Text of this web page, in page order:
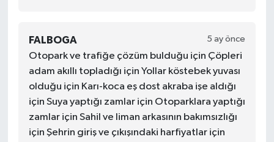
FALBOGA 5 ay önce
Otopark ve trafiğe çözüm bulduğu için Çöpleri
adam akıllı topladığı için Yollar köstebek yuvası
olduğu için Karı-koca eş dost akraba işe aldığı
için Suya yaptığı zamlar için Otoparklara yaptığı
zamlar için Sahil ve liman arkasının bakımsızlığı
için Şehrin giriş ve çıkışındaki harfiyatlar için